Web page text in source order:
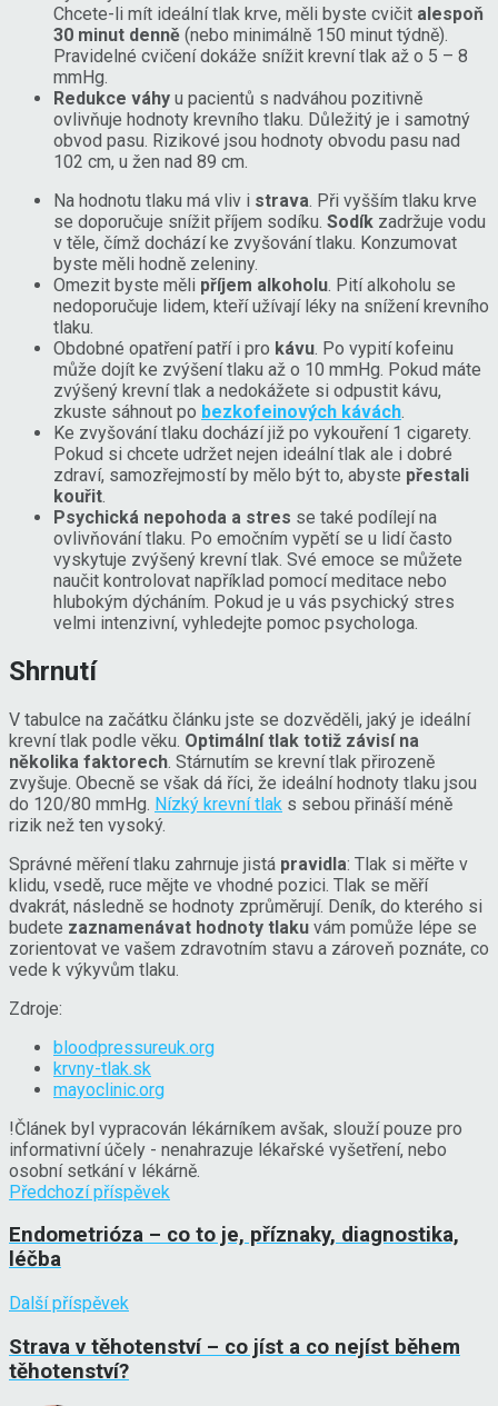
Chcete-li mít ideální tlak krve, měli byste cvičit alespoň
30 minut denně (nebo minimálně 150 minut týdně).
Pravidelné cvičení dokáže snížit krevní tlak až o 5 – 8
mmHg.
Redukce váhy u pacientů s nadváhou pozitivně
ovlivňuje hodnoty krevního tlaku. Důležitý je i samotný
obvod pasu. Rizikové jsou hodnoty obvodu pasu nad
102 cm, u žen nad 89 cm.
Na hodnotu tlaku má vliv i strava. Při vyšším tlaku krve
se doporučuje snížit příjem sodíku. Sodík zadržuje vodu
v těle, čímž dochází ke zvyšování tlaku. Konzumovat
byste měli hodně zeleniny.
Omezit byste měli příjem alkoholu. Pití alkoholu se
nedoporučuje lidem, kteří užívají léky na snížení krevního
tlaku.
Obdobné opatření patří i pro kávu. Po vypití kofeinu
může dojít ke zvýšení tlaku až o 10 mmHg. Pokud máte
zvýšený krevní tlak a nedokážete si odpustit kávu,
zkuste sáhnout po bezkofeinových kávách.
Ke zvyšování tlaku dochází již po vykouření 1 cigarety.
Pokud si chcete udržet nejen ideální tlak ale i dobré
zdraví, samozřejmostí by mělo být to, abyste přestali
kouřit.
Psychická nepohoda a stres se také podílejí na
ovlivňování tlaku. Po emočním vypětí se u lidí často
vyskytuje zvýšený krevní tlak. Své emoce se můžete
naučit kontrolovat například pomocí meditace nebo
hlubokým dýcháním. Pokud je u vás psychický stres
velmi intenzivní, vyhledejte pomoc psychologa.
Shrnutí
V tabulce na začátku článku jste se dozvěděli, jaký je ideální
krevní tlak podle věku. Optimální tlak totiž závisí na
několika faktorech . Stárnutím se krevní tlak přirozeně
zvyšuje. Obecně se však dá říci, že ideální hodnoty tlaku jsou
do 120/80 mmHg. Nízký krevní tlak s sebou přináší méně
rizik než ten vysoký.
Správné měření tlaku zahrnuje jistá pravidla: Tlak si měřte v
klidu, vsedě, ruce mějte ve vhodné pozici. Tlak se měří
dvakrát, následně se hodnoty zprůměrují. Deník, do kterého si
budete zaznamenávat hodnoty tlaku vám pomůže lépe se
zorientovat ve vašem zdravotním stavu a zároveň poznáte, co
vede k výkyvům tlaku.
Zdroje:
bloodpressureuk.org
krvny-tlak.sk
mayoclinic.org
!Článek byl vypracován lékárníkem avšak, slouží pouze pro
informativní účely - nenahrazuje lékařské vyšetření, nebo
osobní setkání v lékárně.
Předchozí příspěvek
Endometrióza – co to je, příznaky, diagnostika,
léčba
Další příspěvek
Strava v těhotenství – co jíst a co nejíst během
těhotenství?